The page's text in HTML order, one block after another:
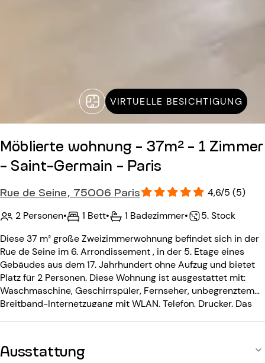
VIRTUELLE BESICHTIGUNG
Möblierte wohnung - 37m² - 1 Zimmer
- Saint-Germain - Paris
Rue de Seine, 75006 Paris
4,6/5 (5)
2 Personen• 1 Bett• 1 Badezimmer•
5. Stock
Diese 37 m² große Zweizimmerwohnung befindet sich in der
Rue de Seine im 6. Arrondissement , in der 5. Etage eines
Gebäudes aus dem 17. Jahrhundert ohne Aufzug und bietet
Platz für 2 Personen. Diese Wohnung ist ausgestattet mit:
Waschmaschine, Geschirrspüler, Fernseher, unbegrenztem
Breitband-Internetzugang mit WLAN, Telefon, Drucker. Das
Ausstattung